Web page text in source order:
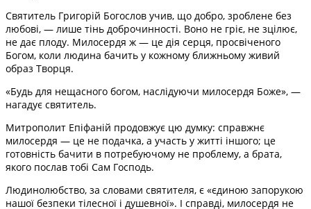
Святитель Григорій Богослов учив, що добро, зроблене без
любові, — лише тінь доброчинності. Воно не гріє, не зцілює,
не дає плоду. Милосердя ж — це дія серця, просвіченого
Богом, коли людина бачить у кожному ближньому живий
образ Творця.
«Будь для нещасного богом, наслідуючи милосердя Боже», —
нагадує святитель.
Митрополит Епіфаній продовжує цю думку: справжнє
милосердя — це не подачка, а участь у житті іншого; це
готовність бачити в потребуючому не проблему, а брата,
якого послав тобі Сам Господь.
Людинолюбство, за словами святителя, є «єдиною запорукою
нашої безпеки тілесної і душевної». І справді, милосердя не